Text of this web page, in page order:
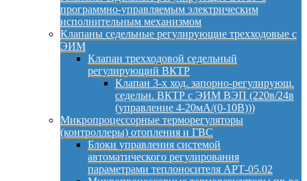
программно-управляемым электрическим
исполнительным механизмом
Клапаны седельные регулирующие трехходовые с
ЭИМ
Клапан трехходовой седельный
регулирующий ВКТР
Клапан 3-х ход. запорно-регулирующ.
седельн. ВКТР с ЭИМ ВЭП (220в/24в
(управление 4-20мА/(0-10В)))
Микропроцессорные терморегуляторы
(контроллеры) отопления и ГВС
Блоки управления системой
автоматического регулирования
параметрами теплоносителя АРТ-05.02